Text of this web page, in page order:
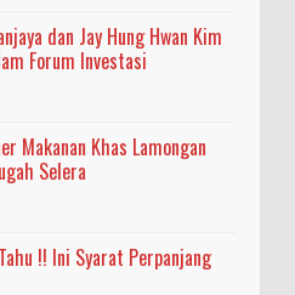
dan Jay Hung Hwan Kim
Forum Investasi
Makanan Khas Lamongan
Selera
!! Ini Syarat Perpanjang